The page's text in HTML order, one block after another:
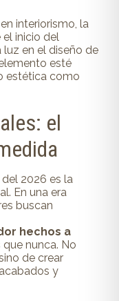
interiorismo, la
inicio del
en el diseño de
esté
estética como
el
2026 es la
En una era
buscan
hechos a
nunca. No
de crear
y